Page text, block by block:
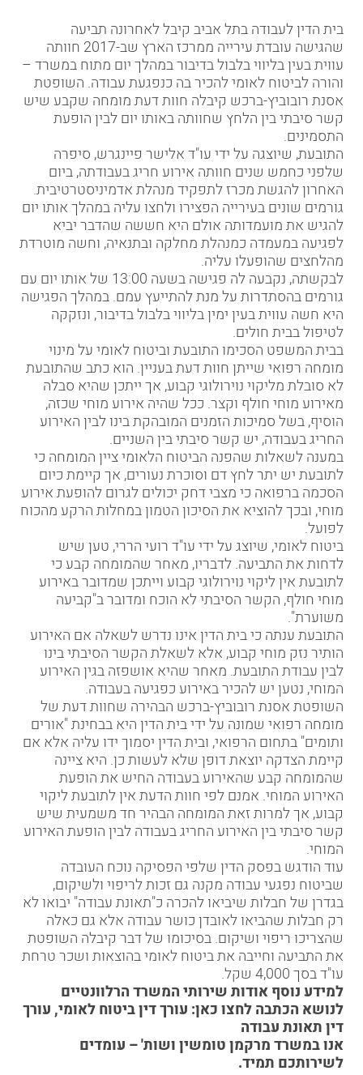
בית הדין לעבודה בתל אביב קיבל לאחרונה תביעה
שהגישה עובדת עירייה ממרכז הארץ שב-2017 חוותה
עווית בעין בליווי בלבול בדיבור במהלך יום מתוח במשרד –
והורה לביטוח לאומי להכיר בה כנפגעת עבודה. השופטת
אסנת רובוביץ-ברכש קיבלה חוות דעת מומחה שקבע שיש
קשר סיבתי בין הלחץ שחוותה באותו יום לבין הופעת
התסמינים.
התובעת, שיוצגה על ידי עו"ד אלישר פיינגרש, סיפרה
שלפני כחמש שנים חוותה אירוע חריג בעבודתה, ביום
האחרון להגשת מכרז לתפקיד מנהלת אדמיניסטרטיבית.
גורמים שונים בעירייה הפצירו ולחצו עליה במהלך אותו יום
להגיש את מועמדותה אולם היא חששה שהדבר יביא
לפגיעה במעמדה כמנהלת מחלקה ובתנאיה, וחשה מוטרדת
מהלחצים שהופעלו עליה.
לבקשתה, נקבעה לה פגישה בשעה 13:00 של אותו יום עם
גורמים בהסתדרות על מנת להתייעץ עמם. במהלך הפגישה
היא חשה עווית בעין ימין בליווי בלבול בדיבור, ונזקקה
לטיפול בבית חולים.
בבית המשפט הסכימו התובעת וביטוח לאומי על מינוי
מומחה רפואי שייתן חוות דעת בעניין. הוא כתב שהתובעת
לא סובלת מליקוי נוירולוגי קבוע, אך ייתכן שהיא סבלה
מאירוע מוחי חולף וקצר. ככל שהיה אירוע מוחי שכזה,
הוסיף, בשל סמיכות הזמנים המובהקת בינו לבין האירוע
החריג בעבודה, יש קשר סיבתי בין השניים.
במענה לשאלות שהפנה הביטוח הלאומי ציין המומחה כי
לתובעת יש יתר לחץ דם וסוכרת נעורים, אך קיימת כיום
הסכמה ברפואה כי מצבי דחק יכולים לגרום להופעת אירוע
מוחי, ובכך להוציא את הסיכון הטמון במחלות הרקע מהכוח
לפועל.
ביטוח לאומי, שיוצג על ידי עו"ד רועי הררי, טען שיש
לדחות את התביעה. לדבריו, מאחר שהמומחה קבע כי
לתובעת אין ליקוי נוירולוגי קבוע וייתכן שמדובר באירוע
מוחי חולף, הקשר הסיבתי לא הוכח ומדובר ב"קביעה
משוערת".
התובעת ענתה כי בית הדין אינו נדרש לשאלה אם האירוע
הותיר נזק מוחי קבוע, אלא לשאלת הקשר הסיבתי בינו
לבין עבודת התובעת. מאחר שהיא אושפזה בגיןהאירוע
המוחי, נטען יש להכיר באירועכפגיעה בעבודה.
השופטת אסנת רובוביץ-ברכש הבהירה שחוות דעת של
מומחה רפואי שמונה על ידי בית הדין היא בבחינת "אורים
ותומים" בתחום הרפואי, ובית הדין יסמוך ידו עליה אלא אם
קיימת הצדקה יוצאת דופן שלא לעשות כן. היא ציינה
שהמומחה קבע שהאירוע בעבודה החיש את הופעת
האירוע המוחי. אמנם לפי חוות הדעת אין לתובעת ליקוי
קבוע, אך למרות זאת המומחה הבהיר חד משמעית שיש
קשר סיבתי בין האירוע החריג בעבודה לבין הופעת האירוע
המוחי.
עוד הודגש בפסק הדין שלפי הפסיקה נוכח העובדה
שביטוח נפגעי עבודה מקנה גם זכות לריפוי ולשיקום,
בגדרן של חבלות שיביאו להכרה כ"תאונת עבודה" יבואו לא
רק חבלות שהביאולאובדן כושר עבודה אלא גם כאלה
שהצריכו ריפוי ושיקום. בסיכומו של דבר קיבלה השופטת
את התביעה וחייבה אתביטוח לאומיבהוצאות ושכר טרחת
עו"ד בסך 4,000 שקל.
למידע נוסף אודות שירותי המשרד הרלוונטיים
לנושא הכתבה לחצו כאן: עורך דין ביטוח לאומי, עורך
דין תאונת עבודה
אנו במשרד מרקמן טומשין ושות' – עומדים
לשירותכם תמיד.